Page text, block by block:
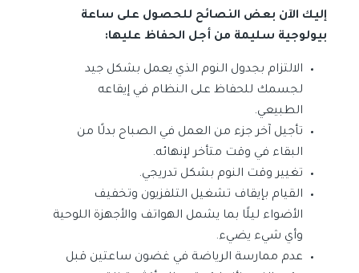
إليك الآن بعض النصائح للحصول على ساعة
بيولوجية سليمة من أجل الحفاظ عليها:
الالتزام بجدول النوم الذي يعمل بشكل جيد
لجسمك للحفاظ على النظام في إيقاعه
الطبيعي.
تأجيل آخر جزء من العمل في الصباح بدلًا من
البقاء في وقت متأخر لإنهائه.
تغيير وقت النوم بشكل تدريجي.
القيام بإيقاف تشغيل التلفزيون وتخفيف
الأضواء ليلًا بما يشمل الهواتف والأجهزة اللوحية
وأي شيء يضيء.
عدم ممارسة الرياضة في غضون ساعتين قبل